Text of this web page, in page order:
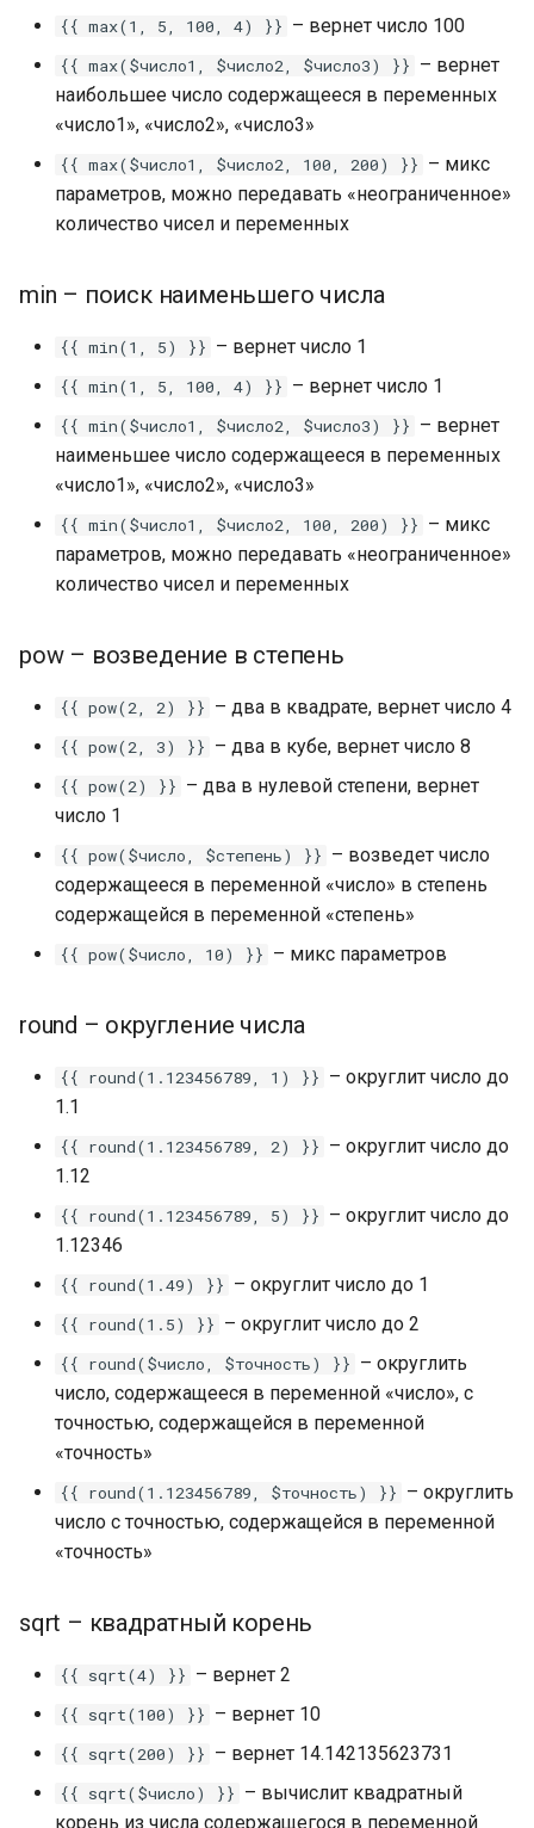
уведомлений в
Блок Простое
блок Цепочка
на платформе LEADTEX
Форматирование
в Телеграм боте
Сбор контактов в чат-
Работа с блоками в
конструкторе чат-ботов
Партнерская программа
платформы LEADTEX
Библиотека готовых
шаблонов чат-ботов
LEADTEX. Конструктор
Как подключить чат-бот
BotFather Telegram
Проекты на платформе
ботов LEADTEX
сервису Make
сервису N8N
Настройка меню в чат-
недвижимости в
{{ max(1, 5, 100, 4) }} – вернет число 100
{{ max($число1, $число2, $число3) }} – вернет
наибольшее число содержащееся в переменных
«число1», «число2», «число3»
{{ max($число1, $число2, 100, 200) }} – микс
параметров, можно передавать «неограниченное»
количество чисел и переменных
min – поиск наименьшего числа
{{ min(1, 5) }} – вернет число 1
{{ min(1, 5, 100, 4) }} – вернет число 1
{{ min($число1, $число2, $число3) }} – вернет
наименьшее число содержащееся в переменных
«число1», «число2», «число3»
{{ min($число1, $число2, 100, 200) }} – микс
параметров, можно передавать «неограниченное»
количество чисел и переменных
pow – возведение в степень
{{ pow(2, 2) }} – два в квадрате, вернет число 4
{{ pow(2, 3) }} – два в кубе, вернет число 8
{{ pow(2) }} – два в нулевой степени, вернет
число 1
{{ pow($число, $степень) }} – возведет число
содержащееся в переменной «число» в степень
содержащейся в переменной «степень»
{{ pow($число, 10) }} – микс параметров
round – округление числа
{{ round(1.123456789, 1) }} – округлит число до
1.1
{{ round(1.123456789, 2) }} – округлит число до
1.12
{{ round(1.123456789, 5) }} – округлит число до
1.12346
{{ round(1.49) }} – округлит число до 1
{{ round(1.5) }} – округлит число до 2
{{ round($число, $точность) }} – округлить
число, содержащееся в переменной «число», с
точностью, содержащейся в переменной
«точность»
{{ round(1.123456789, $точность) }} – округлить
число с точностью, содержащейся в переменной
«точность»
sqrt – квадратный корень
{{ sqrt(4) }} – вернет 2
{{ sqrt(100) }} – вернет 10
{{ sqrt(200) }} – вернет 14.142135623731
{{ sqrt($число) }} – вычислит квадратный
корень из числа содержащегося в переменной